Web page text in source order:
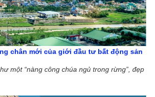
chân mới của giới đầu tư bất động sản
một “nàng công chúa ngủ trong rừng”, đẹp